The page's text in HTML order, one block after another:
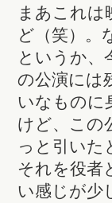
まあこれは
ど（笑）。
というか、
の公演には
いなものに
けど、この
っと引いた
それを役者
い感じが少